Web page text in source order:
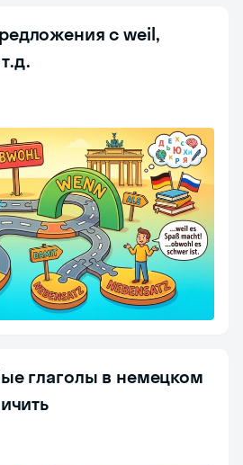
с weil,
глаголы в немецком